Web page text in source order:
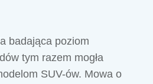
badająca poziom
tym razem mogła
SUV-ów. Mowa o